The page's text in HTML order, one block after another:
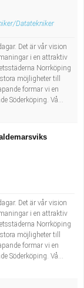
Datatekniker
Det är vår vision
i en attraktiv
Norrköping
möjligheter till
formar vi en
Söderköping. Vå...
Det är vår vision
i en attraktiv
Norrköping
möjligheter till
formar vi en
Söderköping. Vå...